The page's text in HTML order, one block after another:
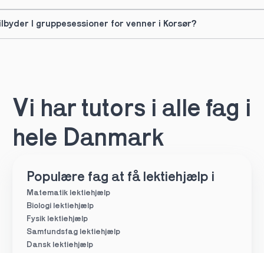
I gruppesessioner for venner i Korsør?
Vi har tutors i alle fag i
hele Danmark
Populære fag at få lektiehjælp i
Matematik lektiehjælp
Biologi lektiehjælp
Fysik lektiehjælp
Samfundsfag lektiehjælp
Dansk lektiehjælp